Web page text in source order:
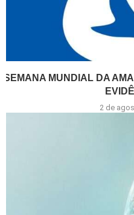
SEMANA MUNDIAL DA
2 de